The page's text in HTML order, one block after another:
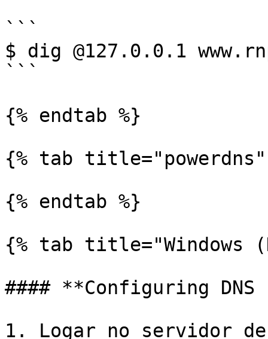
```
$ dig @127.0.0.1
```
{% endtab %}
{% tab title="powerdns"
{% endtab %}
{% tab title="Windows
#### **Configuring
1. Logar no servidor de